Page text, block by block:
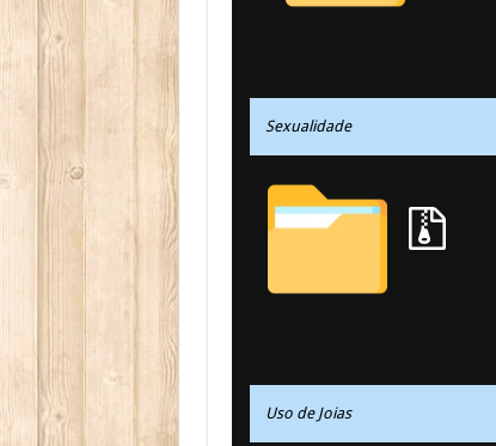
Sexualidade
Uso de Joias